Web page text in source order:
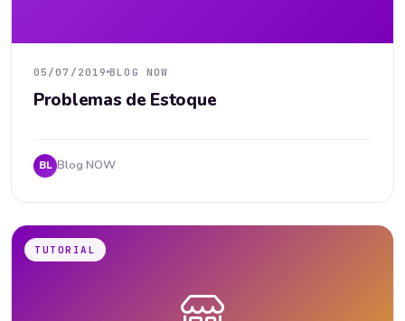
05/07/2019 BLOG NOW
Problemas de Estoque
BL Blog NOW
TUTORIAL